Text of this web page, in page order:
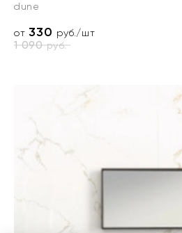
dune
от330 руб./шт
1 090руб.